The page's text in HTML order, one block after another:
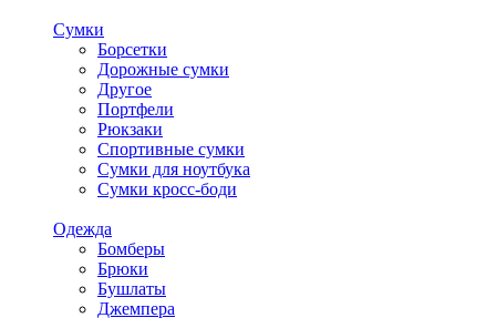
Сумки
Борсетки
Дорожные сумки
Другое
Портфели
Рюкзаки
Спортивные сумки
Сумки для ноутбука
Сумки кросс-боди
Одежда
Бомберы
Брюки
Бушлаты
Джемпера